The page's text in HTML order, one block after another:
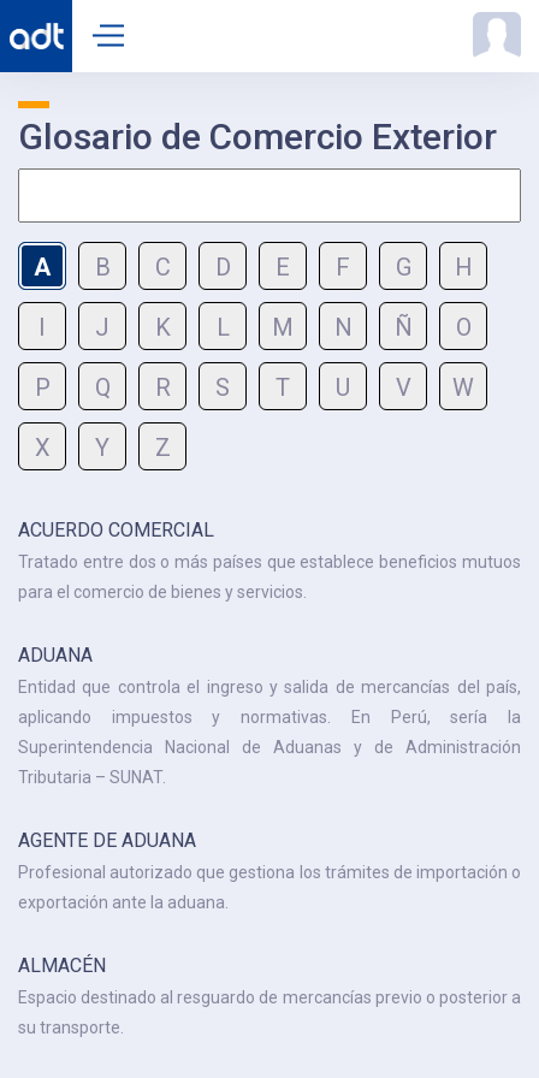
Glosario de Comercio Exterior
A B C D E F G H
I J K L M N Ñ O
P Q R S T U V W
X Y Z
ACUERDO COMERCIAL
Tratado entre dos o más países que establece beneficios mutuos
para el comercio de bienes y servicios.
ADUANA
Entidad que controla el ingreso y salida de mercancías del país,
aplicando impuestos y normativas. En Perú, sería la
Superintendencia Nacional de Aduanas y de Administración
Tributaria – SUNAT.
AGENTE DE ADUANA
Profesional autorizado que gestiona los trámites de importación o
exportación ante la aduana.
ALMACÉN
Espacio destinado al resguardo de mercancías previo o posterior a
su transporte.